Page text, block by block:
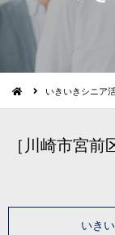
いきいきシニア
［川崎市宮前
いき